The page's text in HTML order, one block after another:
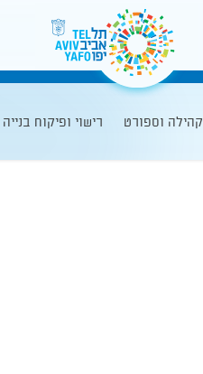
קהילה וספורט רישוי ופיקוח בנייה